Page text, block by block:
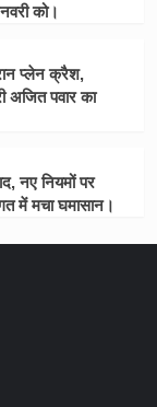
को।
प्लेन क्रैश,
अजित पवार का
नए नियमों पर
में मचा घमासान।